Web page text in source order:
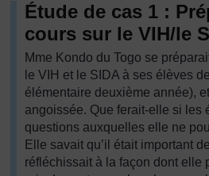
Étude de cas 1 :
cours sur le VIH/le
Mme Kondo du Togo se
le VIH et le SIDA à ses élèves
élémentaire deuxième année),
angoissée. Que ferait-elle si les
questions auxquelles elle ne
Elle savait qu’il était important
réfléchissait à la façon dont elle